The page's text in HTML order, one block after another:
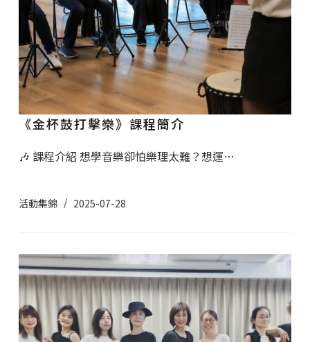
《金杯鼓打擊樂》課程簡介
🎶 課程介紹 想學音樂卻怕樂理太難？想運…
活動集錦 2025-07-28